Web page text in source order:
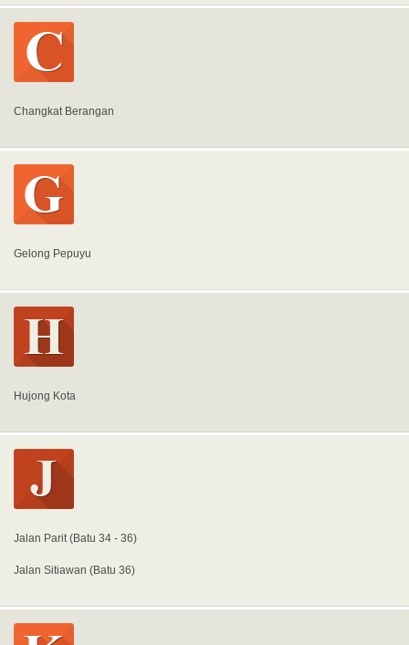
Changkat Berangan
Gelong Pepuyu
Hujong Kota
Jalan Parit (Batu 34 - 36)
Jalan Sitiawan (Batu 36)